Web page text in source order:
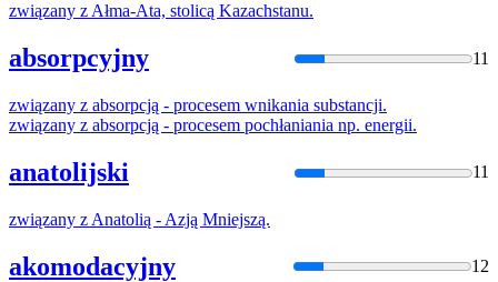
związany z Ałma-Ata, stolicą Kazachstanu.
absorpcyjny 11
związany z absorpcją - procesem wnikania substancji.
związany z absorpcją - procesem pochłaniania np. energii.
anatolijski 11
związany z Anatolią - Azją Mniejszą.
akomodacyjny 12